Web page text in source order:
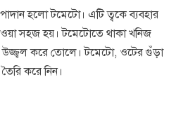
হলো টমেটো। এটি ত্বকে ব্যবহার
সহজ হয়। টমেটোতে থাকা খনিজ
উজ্জ্বল করে তোলে। টমেটো, ওটের গুঁড়া
করে নিন।